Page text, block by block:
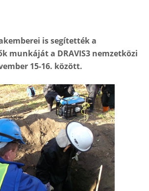
is segítették a
munkáját a DRAVIS3 nemzetközi
15-16. között.